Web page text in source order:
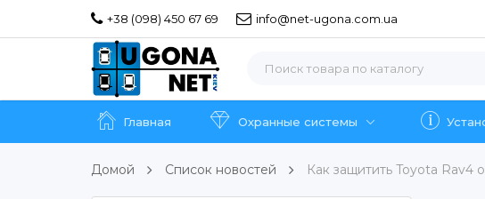
+38 (098) 450 67 69 info@net-ugona.com.ua
Главная Охранные системы
Домой Список новостей Как защитить Toyota Rav4